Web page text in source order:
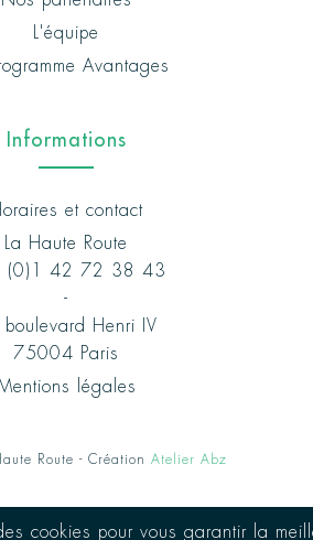
cookies pour vous garantir la
L'équipe
Avantages
Informations
et contact
La Haute Route
(0)1 42 72 38 43
-
Henri IV
75004 Paris
légales
Route - Création Atelier Abz